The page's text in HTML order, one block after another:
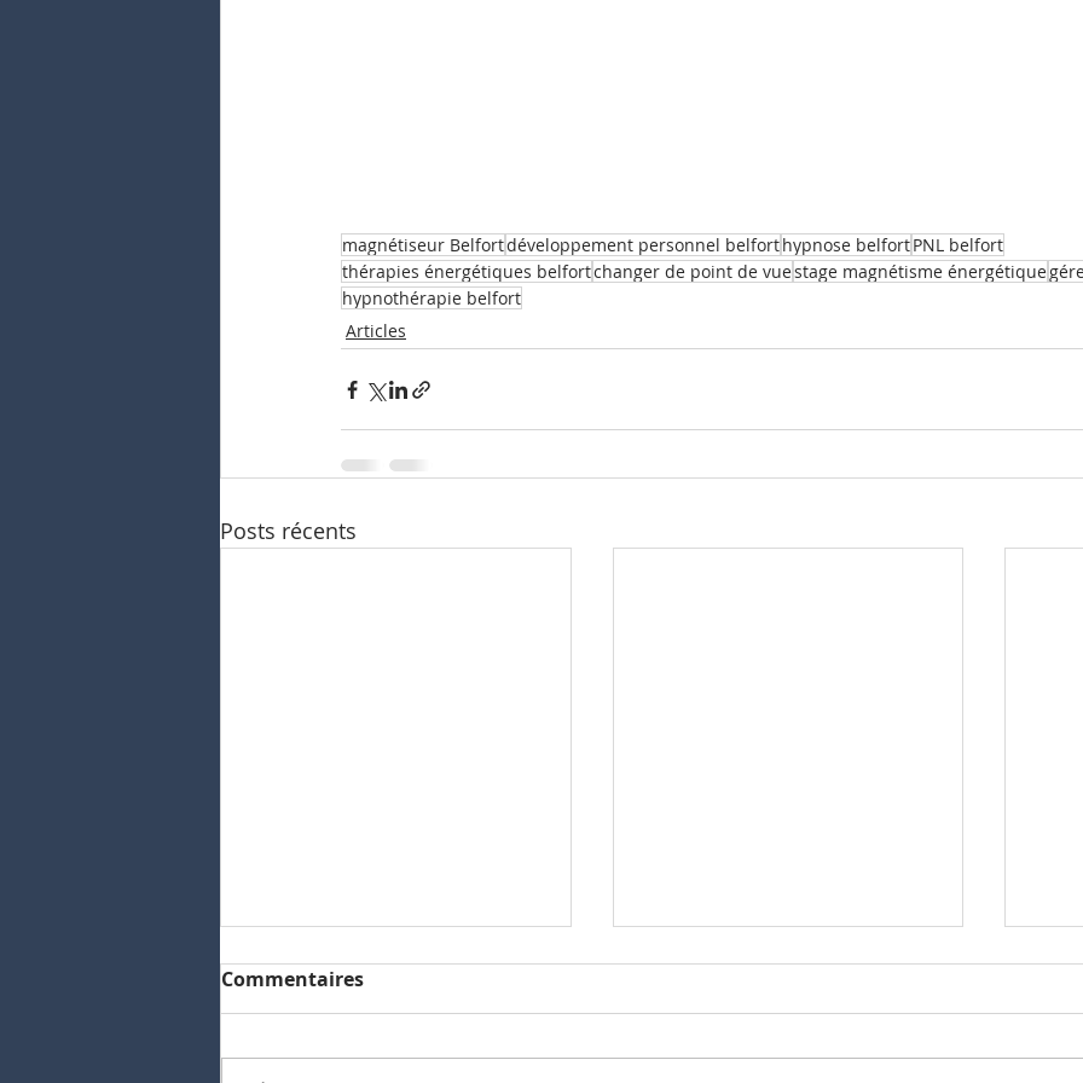
magnétiseur Belfortdéveloppement personnel belforthypnose belfortPNL belfort
thérapies énergétiques belfortchanger de point de vuestage magnétisme énergétique
hypnothérapie belfort
Articles
Posts récents
Commentaires